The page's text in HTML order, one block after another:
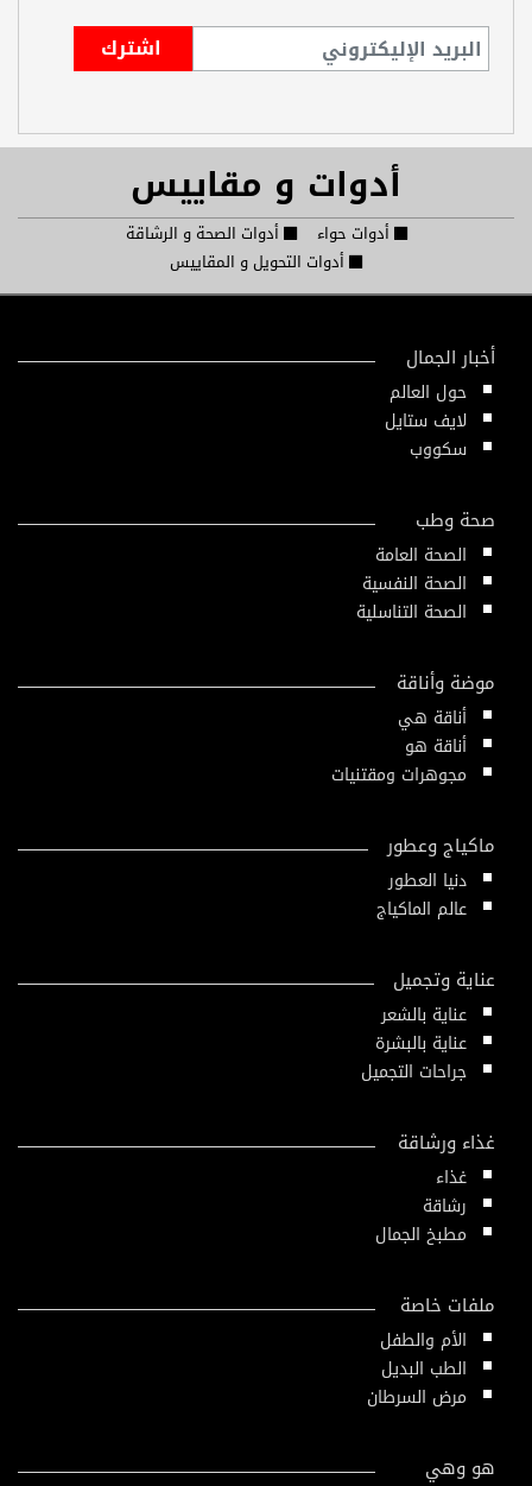
أدوات و مقاييس
أدوات حواء
أدوات الصحة و الرشاقة
أدوات التحويل و المقاييس
أخبار الجمال
حول العالم
لايف ستايل
سكووب
صحة وطب
الصحة العامة
الصحة النفسية
الصحة التناسلية
موضة وأناقة
أناقة هي
أناقة هو
مجوهرات ومقتنيات
ماكياج وعطور
دنيا العطور
عالم الماكياج
عناية وتجميل
عناية بالشعر
عناية بالبشرة
جراحات التجميل
غذاء ورشاقة
غذاء
رشاقة
مطبخ الجمال
ملفات خاصة
الأم والطفل
الطب البديل
مرض السرطان
هو وهي